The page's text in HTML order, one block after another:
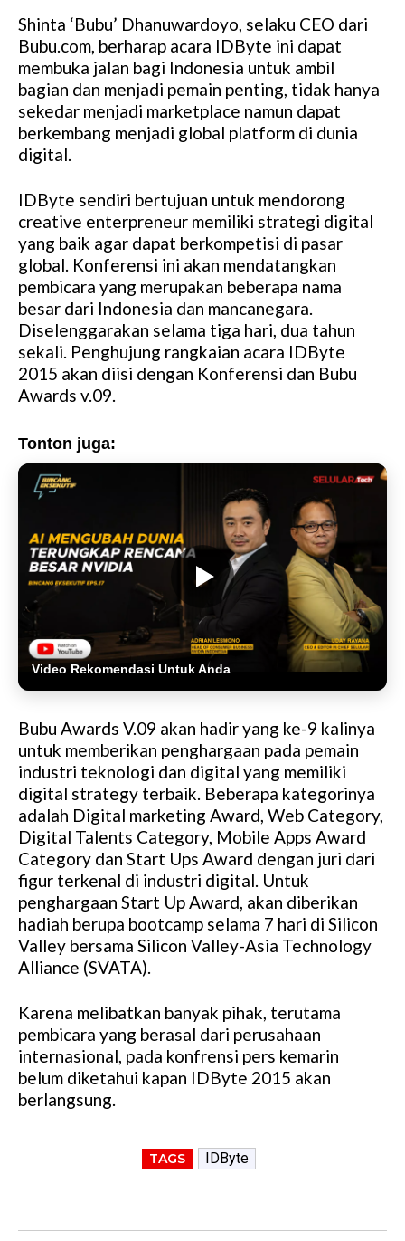
Shinta ‘Bubu’ Dhanuwardoyo, selaku CEO dari
Bubu.com, berharap acara IDByte ini dapat
membuka jalan bagi Indonesia untuk ambil
bagian dan menjadi pemain penting, tidak hanya
sekedar menjadi marketplace namun dapat
berkembang menjadi global platform di dunia
digital.
IDByte sendiri bertujuan untuk mendorong
creative enterpreneur memiliki strategi digital
yang baik agar dapat berkompetisi di pasar
global. Konferensi ini akan mendatangkan
pembicara yang merupakan beberapa nama
besar dari Indonesia dan mancanegara.
Diselenggarakan selama tiga hari, dua tahun
sekali. Penghujung rangkaian acara IDByte
2015 akan diisi dengan Konferensi dan Bubu
Awards v.09.
Tonton juga:
Video Rekomendasi Untuk Anda
Bubu Awards V.09 akan hadir yang ke-9 kalinya
untuk memberikan penghargaan pada pemain
industri teknologi dan digital yang memiliki
digital strategy terbaik. Beberapa kategorinya
adalah Digital marketing Award, Web Category,
Digital Talents Category, Mobile Apps Award
Category dan Start Ups Award dengan juri dari
figur terkenal di industri digital. Untuk
penghargaan Start Up Award, akan diberikan
hadiah berupa bootcamp selama 7 hari di Silicon
Valley bersama Silicon Valley-Asia Technology
Alliance (SVATA).
Karena melibatkan banyak pihak, terutama
pembicara yang berasal dari perusahaan
internasional, pada konfrensi pers kemarin
belum diketahui kapan IDByte 2015 akan
berlangsung.
TAGS IDByte